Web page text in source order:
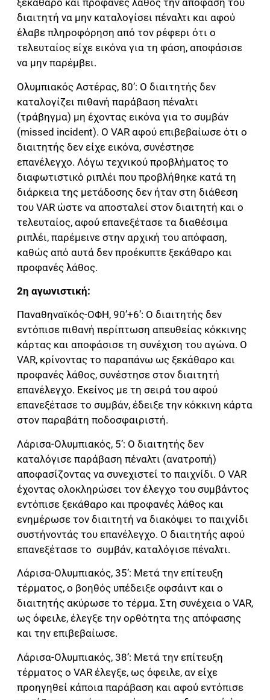
ξεκάθαρο και προφανές λάθος την απόφαση του
διαιτητή να μην καταλογίσει πέναλτι και αφού
έλαβε πληροφόρηση από τον ρέφερι ότι ο
τελευταίος είχε εικόνα για τη φάση, αποφάσισε
να μην παρέμβει.
Ολυμπιακός Αστέρας, 80’: Ο διαιτητής δεν
καταλογίζει πιθανή παράβαση πέναλτι
(τράβηγμα) μη έχοντας εικόνα για το συμβάν
(missed incident). Ο VAR αφού επιβεβαίωσε ότι ο
διαιτητής δεν είχε εικόνα, συνέστησε
επανέλεγχο. Λόγω τεχνικού προβλήματος το
διαφωτιστικό ριπλέι που προβλήθηκε κατά τη
διάρκεια της μετάδοσης δεν ήταν στη διάθεση
του VAR ώστε να αποσταλεί στον διαιτητή και ο
τελευταίος, αφού επανεξέτασε τα διαθέσιμα
ριπλέι, παρέμεινε στην αρχική του απόφαση,
καθώς από αυτά δεν προέκυπτε ξεκάθαρο και
προφανές λάθος.
2η αγωνιστική:
Παναθηναϊκός-ΟΦΗ, 90’+6’: Ο διαιτητής δεν
εντόπισε πιθανή περίπτωση απευθείας κόκκινης
κάρτας και αποφάσισε τη συνέχιση του αγώνα. Ο
VAR, κρίνοντας το παραπάνω ως ξεκάθαρο και
προφανές λάθος, συνέστησε στον διαιτητή
επανέλεγχο. Εκείνος με τη σειρά του αφού
επανεξέτασε το συμβάν, έδειξε την κόκκινη κάρτα
στον παραβάτη ποδοσφαιριστή.
Λάρισα-Ολυμπιακός, 5’: Ο διαιτητής δεν
καταλόγισε παράβαση πέναλτι (ανατροπή)
αποφασίζοντας να συνεχιστεί το παιχνίδι. Ο VAR
έχοντας ολοκληρώσει τον έλεγχο του συμβάντος
εντόπισε ξεκάθαρο και προφανές λάθος και
ενημέρωσε τον διαιτητή να διακόψει το παιχνίδι
συστήνοντάς του επανέλεγχο. Ο διαιτητής αφού
επανεξέτασε το συμβάν, καταλόγισε πέναλτι.
Λάρισα-Ολυμπιακός, 35’: Μετά την επίτευξη
τέρματος, ο βοηθός υπέδειξε οφσάιντ και ο
διαιτητής ακύρωσε το τέρμα. Στη συνέχεια ο VAR,
ως όφειλε, έλεγξε την ορθότητα της απόφασης
και την επιβεβαίωσε.
Λάρισα-Ολυμπιακός, 38’: Μετά την επίτευξη
τέρματος ο VAR έλεγξε, ως όφειλε, αν είχε
προηγηθεί κάποια παράβαση και αφού εντόπισε